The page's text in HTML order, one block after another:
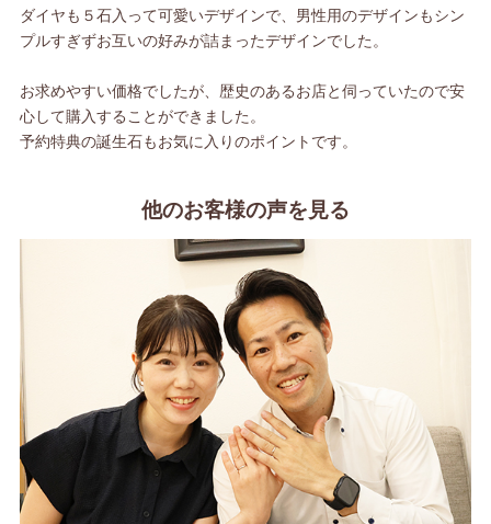
ダイヤも５石入って可愛いデザインで、男性用のデザインもシン
プルすぎずお互いの好みが詰まったデザインでした。
お求めやすい価格でしたが、歴史のあるお店と伺っていたので安
心して購入することができました。
予約特典の誕生石もお気に入りのポイントです。
他のお客様の声を見る